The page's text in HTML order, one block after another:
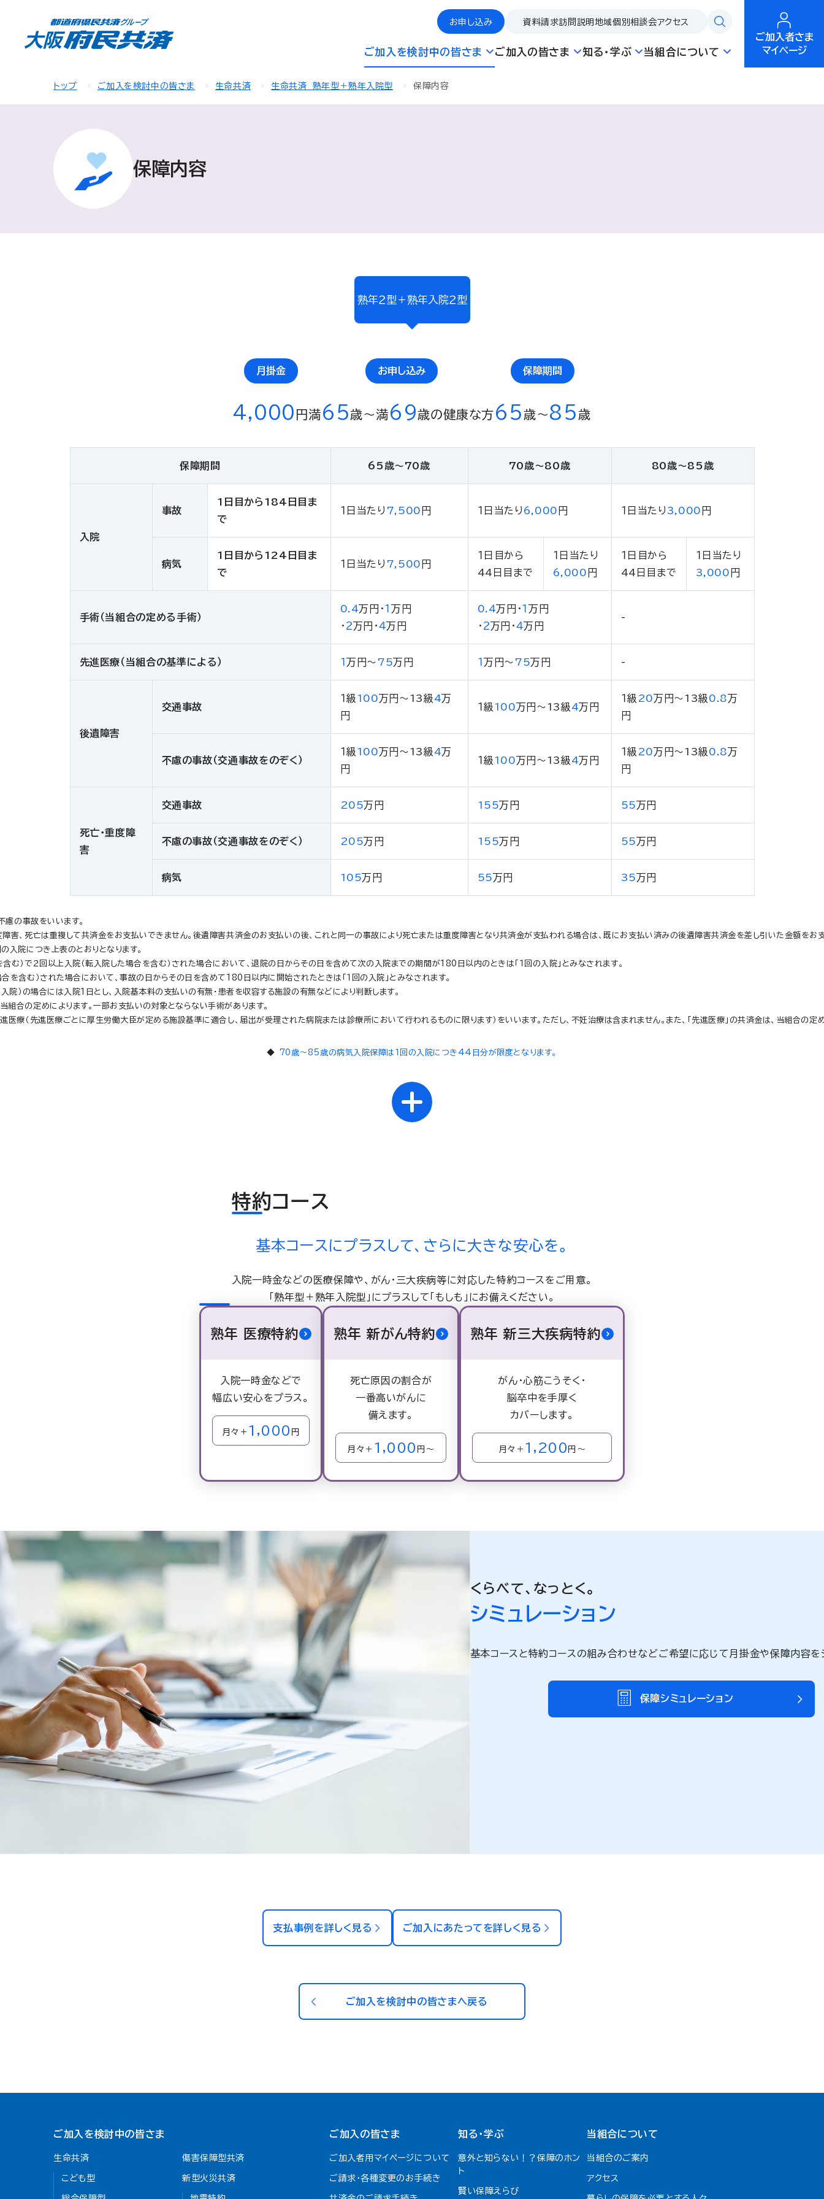
お申し込み 資料請求訪問説明 地域個別相談会アクセス
ご加入を検討中の皆さま ご加入の皆さま 知る・学ぶ 当組合について
ご加入者さま
マイページ
トップ ご加入を検討中の皆さま 生命共済 生命共済 熟年型＋熟年入院型 保障内容
保障内容
熟年２型＋熟年入院２型
月掛金
4,000 円
お申し込み
満 65歳〜満 69歳の健康な方
保障期間
65 歳〜 85歳
保障期間 65歳〜70歳 70歳〜80歳 80歳〜85歳
入院
事故
1日目から184日目ま
で
１日当たり 7,500 円 １日当たり 6,000 円 １日当たり 3,000 円
病気
1日目から124日目ま
で
１日当たり 7,500 円
１日目から
44日目まで
１日当たり
6,000 円
１日目から
44日目まで
１日当たり
3,000 円
手術（当組合の定める手術）
0.4万円 ・１ 万円
・ ２万円 ・４万円
0.4万円 ・１ 万円
・ ２万円 ・４万円
-
先進医療（当組合の基準による） １万円〜 75万円 １万円〜 75万円 -
後遺障害
交通事故
１級100万円 〜13級4万
円
１級100万円 〜13級4万円
１級 20万円〜13級0.8万
円
不慮の事故（交通事故をのぞく）
１級100万円 〜13級4万
円
１級100万円 〜13級4万円
１級 20万円〜13級0.8万
円
死亡・重度障
害
交通事故 205万円 155万円 55万円
不慮の事故（交通事故をのぞく） 205万円 155万円 55万円
病気 105万円 55万円 35万円
慮の事故をいいます。
害、死亡は重複して共済金をお支払いできません。後遺障害共済金のお支払いの後、これと同一の事故により死亡または重度障害となり共済金が支払われる場合は、既にお支払い済みの後遺障害共済金を差し引いた金額をお
入院につき上表のとおりとなります。
む）で２回以上入院（転入院した場合を含む）された場合において、退院の日からその日を含めて次の入院までの期間が180日以内のときは「１回の入院」とみなされます。
を含む）された場合において、事故の日からその日を含めて180日以内に開始されたときは「１回の入院」とみなされます。
入院）の場合には入院1日とし、入院基本料の支払いの有無・患者を収容する施設の有無などにより判断します。
合の定めによります。一部お支払いの対象とならない手術があります。
医療（先進医療ごとに厚生労働大臣が定める施設基準に適合し、届出が受理された病院または診療所において行われるものに限ります）をいいます。ただし、不妊治療は含まれません。また、「先進医療」の共済金は、当組合の
70歳～85歳の病気入院保障は１回の入院につき44日分が限度となります。
特約コース
基本コースにプラスして、さらに大きな安心を。
入院一時金などの医療保障や、がん・三大疾病等に対応した特約コースをご用意。
「熟年型＋熟年入院型」にプラスして「もしも」にお備えください。
熟年 医療特約
入院一時金などで
幅広い安心をプラス。
月々＋ 1,000 円
熟年 新がん特約
死亡原因の割合が
一番高いがんに
備えます。
月々＋ 1,000 円～
熟年 新三大疾病特約
がん・心筋こうそく・
脳卒中を手厚く
カバーします。
月々＋ 1,200 円～
くらべて、なっとく。
シミュレーション
基本コースと特約コースの組み合わせなどご希望に応じて月掛金や保障内容を
保障シミュレーション
支払事例を詳しく見る ご加入にあたってを詳しく見る
ご加入を検討中の皆さまへ戻る
ご加入を検討中の皆さま
生命共済
こども型
傷害保障型共済
新型火災共済
ご加入の皆さま
ご加入者用マイページについて
ご請求・各種変更のお手続き
知る・学ぶ
意外と知らない！？保障のホン
ト
賢い保障えらび
当組合について
当組合のご案内
アクセス